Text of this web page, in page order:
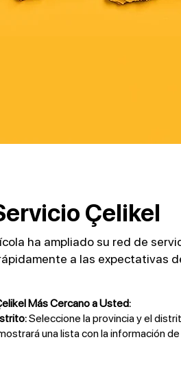
Çelikel
ha ampliado su red de
a las expectativas
Más Cercano a Usted:
Seleccione la provincia y el
una lista con la información